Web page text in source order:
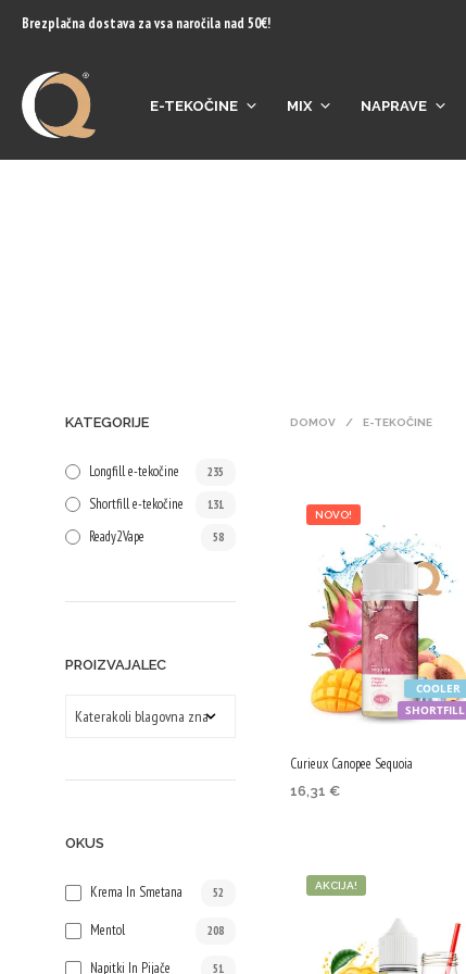
content
Brezplačna dostava za vsa naročila nad 50€!
E-TEKOČINE MIX NAPRAVE
KATEGORIJE
Longfill e-tekočine 235
Shortfill e-tekočine 131
Ready2Vape 58
PROIZVAJALEC
OKUS
Krema In Smetana 52
Mentol 208
Napitki In Pijače 51
DOMOV / E-TEKOČINE
SHORTFILL
COOLER
NOVO!
Curieux Canopee Sequoia
16,31€
AKCIJA!